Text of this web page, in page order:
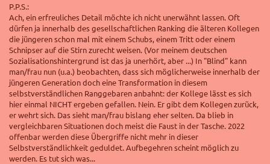
P.P.S.:
Ach, ein erfreuliches Detail möchte ich nicht unerwähnt lassen. Oft
dürfen ja innerhalb des gesellschaftlichen Ranking die älteren Kollegen
die jüngeren schon mal mit einem Schubs, einem Tritt oder einem
Schnipser auf die Stirn zurecht weisen. (Vor meinem deutschen
Sozialisationshintergrund ist das ja unerhört, aber ...) In "Blind" kann
man/frau nun (u.a.) beobachten, dass sich möglicherweise innerhalb der
jüngeren Generation doch eine Transformation in diesem
selbstverständlichen Ranggebaren anbahnt: der Kollege lässt es sich
hier einmal NICHT ergeben gefallen. Nein. Er gibt dem Kollegen zurück,
er wehrt sich. Das sieht man/frau bislang eher selten. Da blieb in
vergleichbaren Situationen doch meist die Faust in der Tasche. 2022
offenbar werden diese Übergriffe nicht mehr in dieser
Selbstverständlichkeit geduldet. Aufbegehren scheint möglich zu
werden. Es tut sich was...